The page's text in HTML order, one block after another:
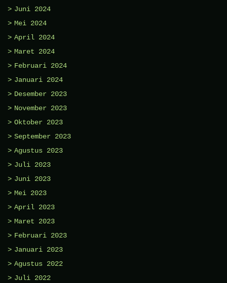
Juni 2024
Mei 2024
April 2024
Maret 2024
Februari 2024
Januari 2024
Desember 2023
November 2023
Oktober 2023
September 2023
Agustus 2023
Juli 2023
Juni 2023
Mei 2023
April 2023
Maret 2023
Februari 2023
Januari 2023
Agustus 2022
Juli 2022